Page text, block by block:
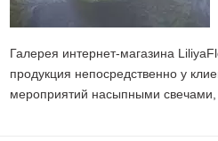
Галерея интернет-магазина
продукция непосредственно у
мероприятий насыпными свечами,